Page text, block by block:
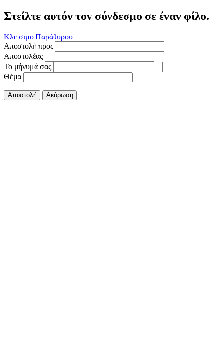
Στείλτε αυτόν τον σύνδεσμο σε έναν φίλο.
Κλείσιμο Παράθυρου
Αποστολή προς
Αποστολέας
Το μήνυμά σας
Θέμα
Αποστολή Ακύρωση